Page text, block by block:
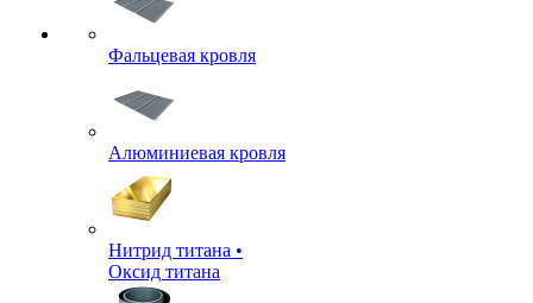
Фальцевая кровля
Алюминиевая кровля
Нитрид титана •
Оксид титана